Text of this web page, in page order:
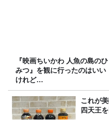
『映画ちいかわ 人魚の島のひ
みつ』を観に行ったのはいい
けれど…
これが
四天王